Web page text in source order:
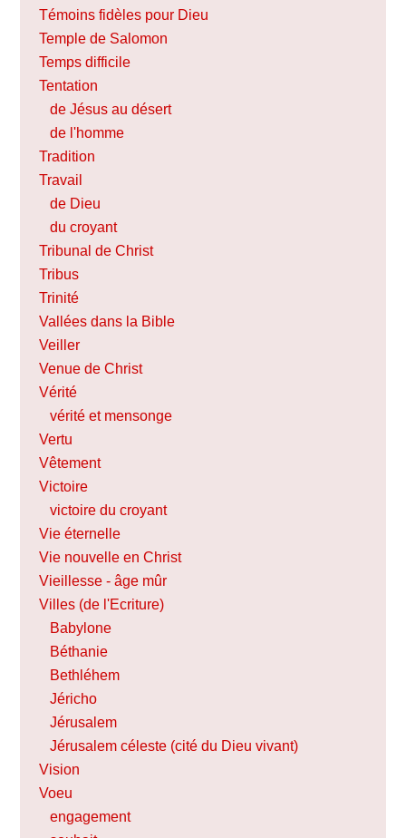
Témoins fidèles pour Dieu
Temple de Salomon
Temps difficile
Tentation
de Jésus au désert
de l'homme
Tradition
Travail
de Dieu
du croyant
Tribunal de Christ
Tribus
Trinité
Vallées dans la Bible
Veiller
Venue de Christ
Vérité
vérité et mensonge
Vertu
Vêtement
Victoire
victoire du croyant
Vie éternelle
Vie nouvelle en Christ
Vieillesse - âge mûr
Villes (de l'Ecriture)
Babylone
Béthanie
Bethléhem
Jéricho
Jérusalem
Jérusalem céleste (cité du Dieu vivant)
Vision
Voeu
engagement